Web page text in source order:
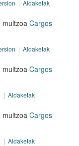
| Aldaketak
multzoaCargos
| Aldaketak
multzoaCargos
| Aldaketak
multzoaCargos
| Aldaketak